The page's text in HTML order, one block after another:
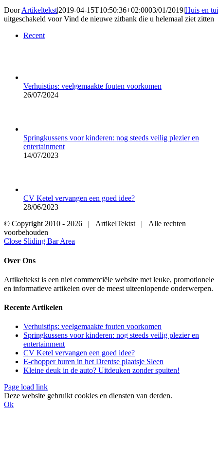
DoorArtikeltekst|2019-04-15T10:50:36+02:0003/01/2019|Huis en
uitgeschakeld voor Vind de nieuwe zitbank die u helemaal ziet zitten
Recent
Verhuistips: veelgemaakte fouten voorkomen
26/07/2024
Springkussens voor kinderen: nog steeds veilig plezier en
entertainment
14/07/2023
CV Ketel vervangen een goed idee?
28/06/2023
© Copyright 2010 - 2026 | ArtikelTektst | Alle rechten
voorbehouden
Close Sliding Bar Area
Over Ons
Artikeltekst is een niet commerciële website met leuke, promotionele
en informatieve artikelen over de meest uiteenlopende onderwerpen.
Recente Artikelen
Verhuistips: veelgemaakte fouten voorkomen
Springkussens voor kinderen: nog steeds veilig plezier en
entertainment
CV Ketel vervangen een goed idee?
E-chopper huren in het Drentse plaatsje Sleen
Kleine deuk in de auto? Uitdeuken zonder spuiten!
Page load link
Deze website gebruikt cookies en diensten van derden.
Ok